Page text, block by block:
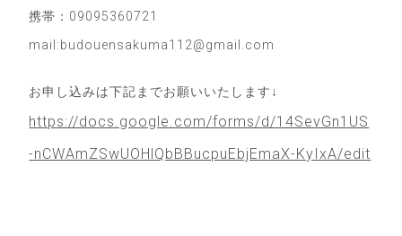
携帯：09095360721
mail:budouensakuma112@gmail.com
お申し込みは下記までお願いいたします↓
https://docs.google.com/forms/d/14SevGn1US
-nCWAmZSwUOHlQbBBucpuEbjEmaX-KyIxA/edit